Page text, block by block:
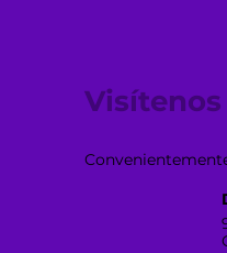
Visítenos